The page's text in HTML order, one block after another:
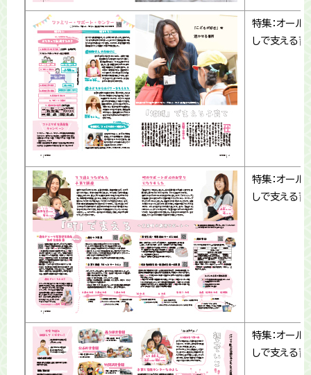
特集：オール
しで支える育
特集：オール
しで支える育
特集：オール
しで支える育